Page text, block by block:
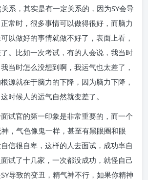
系，其实是有一定关系的，因为SY会导
常时，很多事情可以做得很好，而脑力
以做好的事情就做不好了，表面上看，
。比如一次考试，有的人会说，我当时
当时怎么没想到啊，我运气也太差了，
源就在于脑力的下降，因为脑力下降，
时候人的运气自然就变差了。
试官的第一印象是非常重要的，而一个
，气色像鬼一样，甚至有黑眼圈和眼
信很自卑，这样的人去面试，成功率自
试了十几家，一次都没成功，就怪自己
导致的变丑，精气神不行，如果你精神